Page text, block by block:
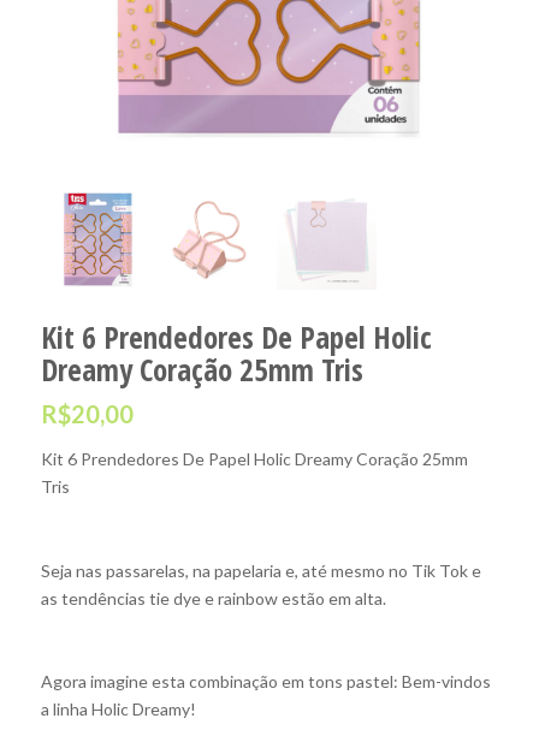
Kit 6 Prendedores De Papel Holic
Dreamy Coração 25mm Tris
R$20,00
Kit 6 Prendedores De Papel Holic Dreamy Coração 25mm
Tris
Seja nas passarelas, na papelaria e, até mesmo no Tik Tok e
as tendências tie dye e rainbow estão em alta.
Agora imagine esta combinação em tons pastel: Bem-vindos
a linha Holic Dreamy!